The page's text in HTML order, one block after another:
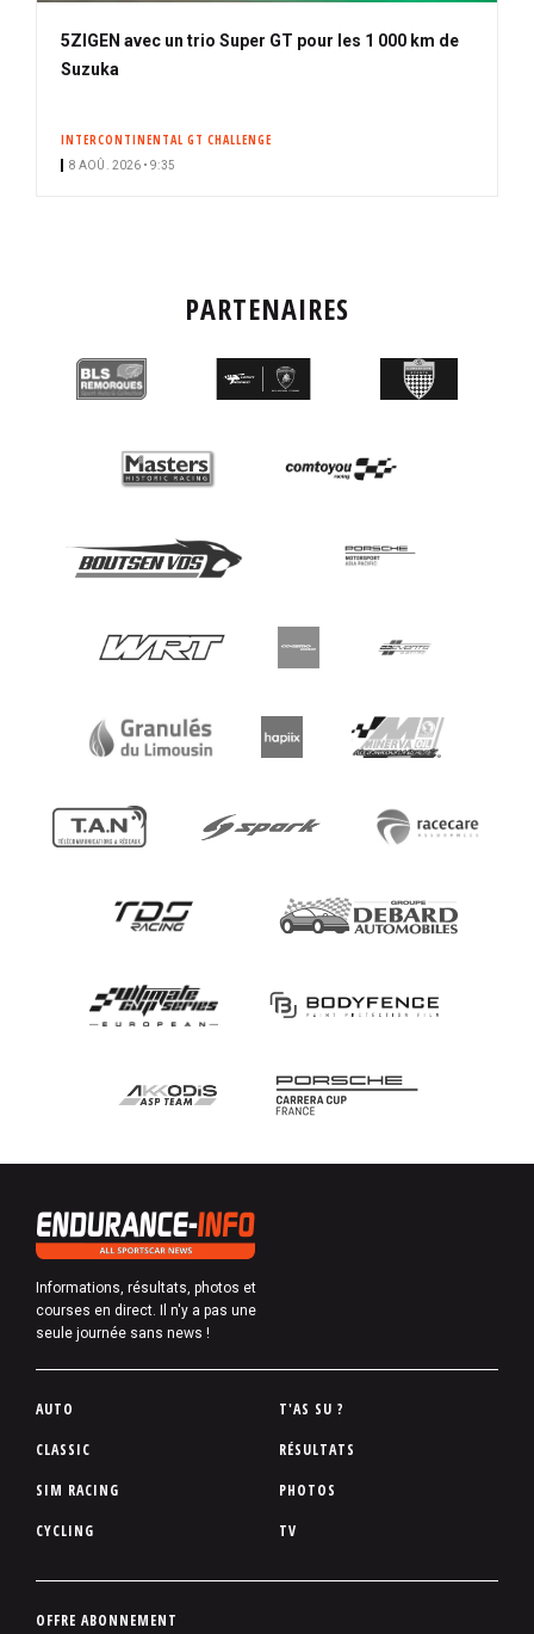
5ZIGEN avec un trio Super GT pour les 1 000 km de
Suzuka
INTERCONTINENTAL GT CHALLENGE
8 AOÛ. 2026 • 9:35
PARTENAIRES
Informations, résultats, photos et
courses en direct. Il n'y a pas une
seule journée sans news !
P
d
d
p
AUTO
CLASSIC
SIM RACING
CYCLING
T'AS SU ?
RÉSULTATS
PHOTOS
TV
P
OFFRE ABONNEMENT